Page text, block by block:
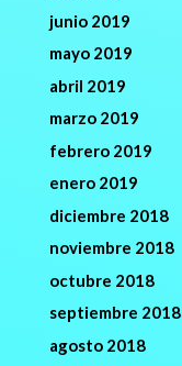
junio 2019
mayo 2019
abril 2019
marzo 2019
febrero 2019
enero 2019
diciembre 2018
noviembre 2018
octubre 2018
septiembre 2018
agosto 2018